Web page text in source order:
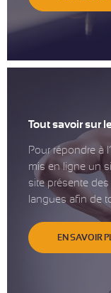
Tout savoir sur
Pour répondre à
mis en ligne un
site présente
langues afin de
EN SAVOIR